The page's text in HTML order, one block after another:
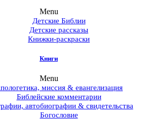
Menu
Детские Библии
Детские рассказы
Книжки-раскраски
Книги
Menu
миссия & евангелизация
Библейские комментарии
автобиографии & свидетельства
Богословие